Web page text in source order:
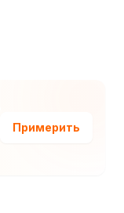
Примерить